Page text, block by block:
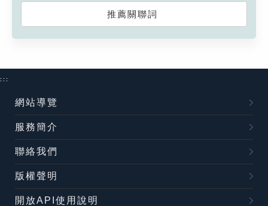
推薦關聯詞
:::
網站導覽
服務簡介
聯絡我們
版權聲明
開放API使用說明